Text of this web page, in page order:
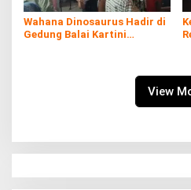
Wahana Dinosaurus Hadir di
Gedung Balai Kartini
View